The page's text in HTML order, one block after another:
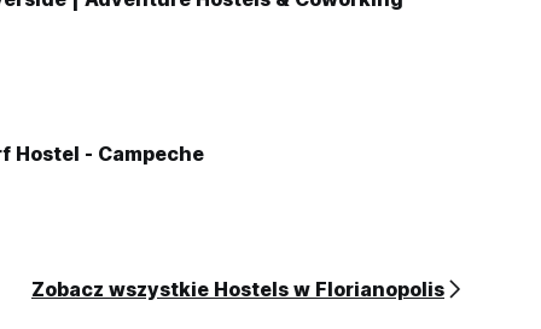
Hostel - Campeche
Zobacz wszystkie Hostels w Florianopolis